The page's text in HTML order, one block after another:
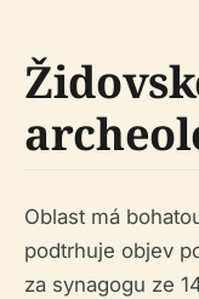
Oblast má
podtrhuje objev
za synagogu ze